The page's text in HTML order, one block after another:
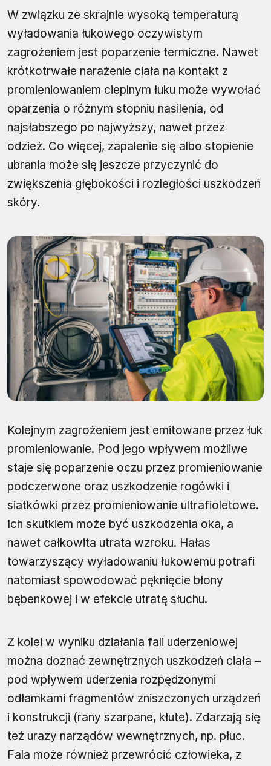
W związku ze skrajnie wysoką temperaturą
wyładowania łukowego oczywistym
zagrożeniem jest poparzenie termiczne. Nawet
krótkotrwałe narażenie ciała na kontakt z
promieniowaniem cieplnym łuku może wywołać
oparzenia o różnym stopniu nasilenia, od
najsłabszego po najwyższy, nawet przez
odzież. Co więcej, zapalenie się albo stopienie
ubrania może się jeszcze przyczynić do
zwiększenia głębokości i rozległości uszkodzeń
skóry.
Kolejnym zagrożeniem jest emitowane przez łuk
promieniowanie. Pod jego wpływem możliwe
staje się poparzenie oczu przez promieniowanie
podczerwone oraz uszkodzenie rogówki i
siatkówki przez promieniowanie ultrafioletowe.
Ich skutkiem może być uszkodzenia oka, a
nawet całkowita utrata wzroku. Hałas
towarzyszący wyładowaniu łukowemu potrafi
natomiast spowodować pęknięcie błony
bębenkowej i w efekcie utratę słuchu.
Z kolei w wyniku działania fali uderzeniowej
można doznać zewnętrznych uszkodzeń ciała –
pod wpływem uderzenia rozpędzonymi
odłamkami fragmentów zniszczonych urządzeń
i konstrukcji (rany szarpane, kłute). Zdarzają się
też urazy narządów wewnętrznych, np. płuc.
Fala może również przewrócić człowieka, z